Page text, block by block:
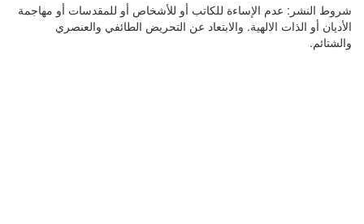
شروط النشر: عدم الإساءة للكاتب أو للأشخاص أو للمقدسات أو مهاجمة
الأديان أو الذات الالهية. والابتعاد عن التحريض الطائفي والعنصري
والشتائم.